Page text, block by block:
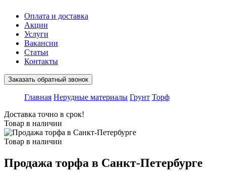
Оплата и доставка
Акции
Услуги
Вакансии
Статьи
Контакты
Заказать обратный звонок
Главная Нерудные материалы Грунт Торф
Доставка точно в срок!
Товар в наличии
Товар в наличии
Продажа торфа в Санкт-Петербурге